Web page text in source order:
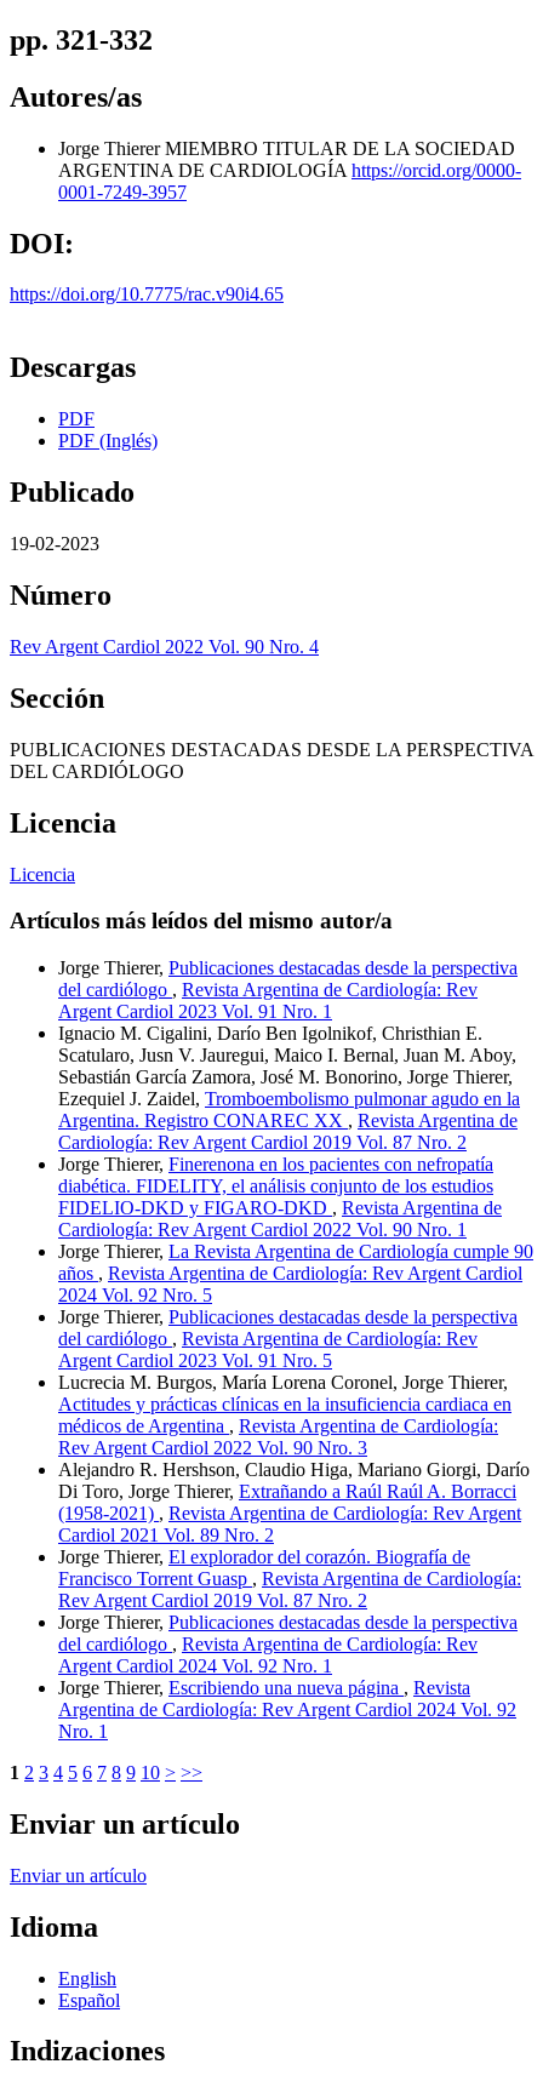
pp. 321-332
Autores/as
Jorge ThiererMIEMBRO TITULAR DE LA SOCIEDAD
ARGENTINA DE CARDIOLOGÍA https://orcid.org/0000-
0001-7249-3957
DOI:
https://doi.org/10.7775/rac.v90i4.65
Descargas
PDF
PDF (Inglés)
Publicado
19-02-2023
Número
Rev Argent Cardiol 2022 Vol. 90 Nro. 4
Sección
PUBLICACIONES DESTACADAS DESDE LA PERSPECTIVA
DEL CARDIÓLOGO
Licencia
Licencia
Artículos más leídos del mismo autor/a
Jorge Thierer, Publicaciones destacadas desde la perspectiva
del cardiólogo , Revista Argentina de Cardiología: Rev
Argent Cardiol 2023 Vol. 91 Nro. 1
Ignacio M. Cigalini, Darío Ben Igolnikof, Christhian E.
Scatularo, Jusn V. Jauregui, Maico I. Bernal, Juan M. Aboy,
Sebastián García Zamora, José M. Bonorino, Jorge Thierer,
Ezequiel J. Zaidel, Tromboembolismo pulmonar agudo en la
Argentina. Registro CONAREC XX , Revista Argentina de
Cardiología: Rev Argent Cardiol 2019 Vol. 87 Nro. 2
Jorge Thierer, Finerenona en los pacientes con nefropatía
diabética. FIDELITY, el análisis conjunto de los estudios
FIDELIO-DKD y FIGARO-DKD , Revista Argentina de
Cardiología: Rev Argent Cardiol 2022 Vol. 90 Nro. 1
Jorge Thierer, La Revista Argentina de Cardiología cumple 90
años , Revista Argentina de Cardiología: Rev Argent Cardiol
2024 Vol. 92 Nro. 5
Jorge Thierer, Publicaciones destacadas desde la perspectiva
del cardiólogo , Revista Argentina de Cardiología: Rev
Argent Cardiol 2023 Vol. 91 Nro. 5
Lucrecia M. Burgos, María Lorena Coronel, Jorge Thierer,
Actitudes y prácticas clínicas en la insuficiencia cardiaca en
médicos de Argentina , Revista Argentina de Cardiología:
Rev Argent Cardiol 2022 Vol. 90 Nro. 3
Alejandro R. Hershson, Claudio Higa, Mariano Giorgi, Darío
Di Toro, Jorge Thierer, Extrañando a Raúl Raúl A. Borracci
(1958-2021) , Revista Argentina de Cardiología: Rev Argent
Cardiol 2021 Vol. 89 Nro. 2
Jorge Thierer, El explorador del corazón. Biografía de
Francisco Torrent Guasp , Revista Argentina de Cardiología:
Rev Argent Cardiol 2019 Vol. 87 Nro. 2
Jorge Thierer, Publicaciones destacadas desde la perspectiva
del cardiólogo , Revista Argentina de Cardiología: Rev
Argent Cardiol 2024 Vol. 92 Nro. 1
Jorge Thierer, Escribiendo una nueva página , Revista
Argentina de Cardiología: Rev Argent Cardiol 2024 Vol. 92
Nro. 1
1 2 3 4 5 6 7 8 9 10 > >>
Enviar un artículo
Enviar un artículo
Idioma
English
Español
Indizaciones